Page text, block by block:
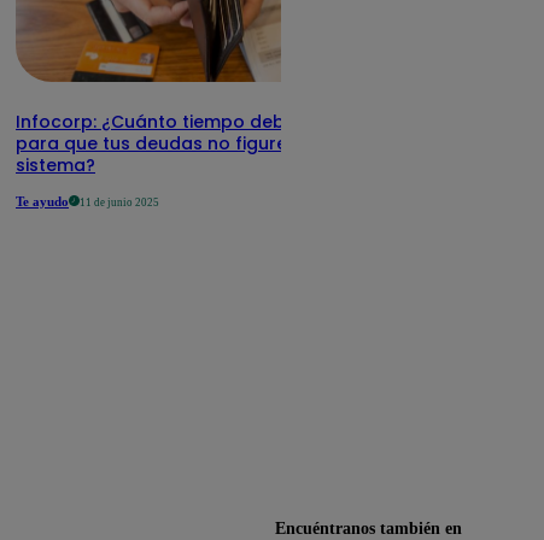
Infocorp: ¿Cuánto tiempo debe pasar
para que tus deudas no figuren en su
sistema?
Te ayudo 11 de junio 2025
Encuéntranos también en